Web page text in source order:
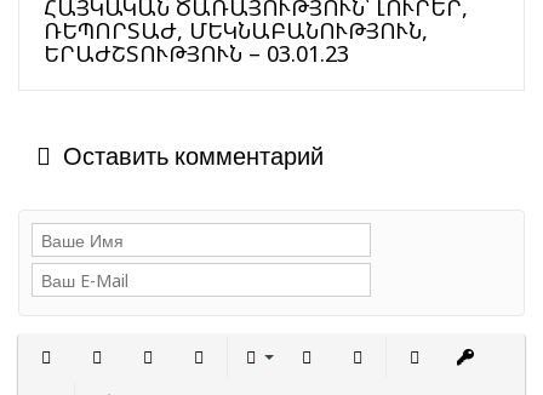
ՀԱՅԿԱԿԱՆ ԾԱՌԱՅՈՒԹՅՈՒՆ՝ ԼՈՒՐԵՐ,
ՌԵՊՈՐՏԱԺ, ՄԵԿՆԱԲԱՆՈՒԹՅՈՒՆ,
ԵՐԱԺՇՏՈՒԹՅՈՒՆ – 03.01.23
Оставить комментарий
Полужирный